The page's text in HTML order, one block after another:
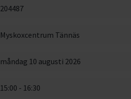
204487
Myskoxcentrum Tännäs
måndag 10 augusti 2026
15:00 - 16:30